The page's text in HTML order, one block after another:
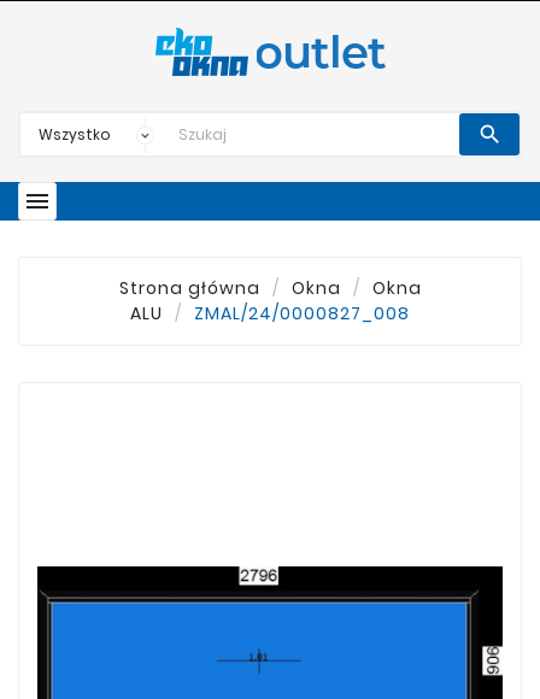


Strona główna Okna
Okna
ALU
ZMAL/24/0000827_008